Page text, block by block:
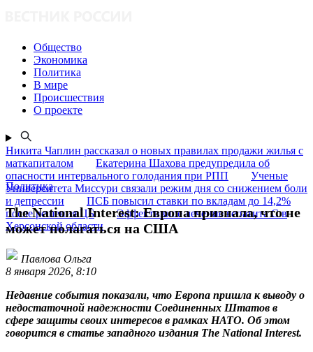
Общество
Экономика
Политика
В мире
Происшествия
О проекте
Никита Чаплин рассказал о новых правилах продажи жилья с
маткапиталом
Екатерина Шахова предупредила об
опасности интервального голодания при РПП
Ученые
Университета Миссури связали режим дня со снижением боли
и депрессии
ПСБ повысил ставки по вкладам до 14,2%
после решения ЦБ
Эффективное лечение гепатита C в
Херсонской области
Политика
The National Interest: Европа признала, что не
может полагаться на США
Павлова Ольга
8 января 2026, 8:10
Недавние события показали, что Европа пришла к выводу о
недостаточной надежности Соединенных Штатов в
сфере защиты своих интересов в рамках НАТО. Об этом
говорится в статье западного издания The National Interest.